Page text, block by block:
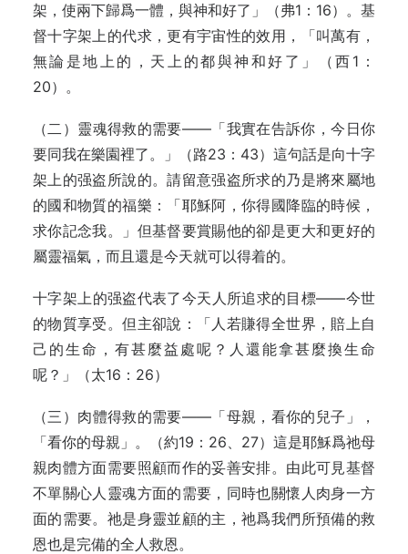
架，使兩下歸爲一體，與神和好了」（弗1：16）。基
督十字架上的代求，更有宇宙性的效用，「叫萬有，
無論是地上的，天上的都與神和好了」（西1：
20）。
（二）靈魂得救的需要——「我實在告訴你，今日你
要同我在樂園裡了。」（路23：43）這句話是向十字
架上的强盗所說的。請留意强盗所求的乃是將來屬地
的國和物質的福樂：「耶穌阿，你得國降臨的時候，
求你記念我。」但基督要賞賜他的卻是更大和更好的
屬靈福氣，而且還是今天就可以得着的。
十字架上的强盗代表了今天人所追求的目標——今世
的物質享受。但主卻說：「人若賺得全世界，賠上自
己的生命，有甚麼益處呢？人還能拿甚麼換生命
呢？」（太16：26）
（三）肉體得救的需要——「母親，看你的兒子」，
「看你的母親」。（約19：26、27）這是耶穌爲祂母
親肉體方面需要照顧而作的妥善安排。由此可見基督
不單關心人靈魂方面的需要，同時也關懷人肉身一方
面的需要。祂是身靈並顧的主，祂爲我們所預備的救
恩也是完備的全人救恩。